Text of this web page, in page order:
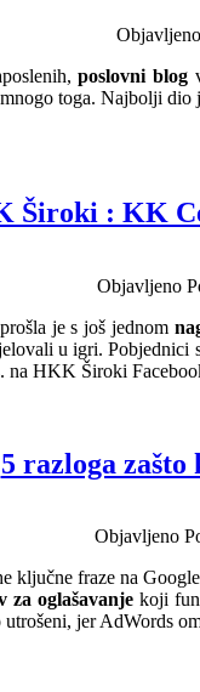
poslovni blog
toga. Najbolji
Široki : KK
Objavljeno
je s još jednom
u igri.
na HKK Široki
5 razloga
Objavljeno
fraze na
za oglašavanje koji
jer AdWords